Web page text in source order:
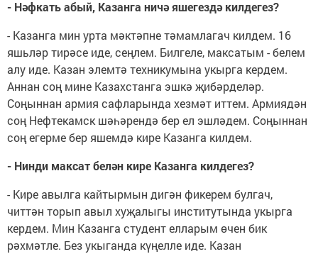
- Нәфкать абый, Казанга ничә яшегездә килдегез?
- Казанга мин урта мәктәпне тәмамлагач килдем. 16
яшьләр тирәсе иде, сеңлем. Билгеле, максатым - белем
алу иде. Казан элемтә техникумына укырга кердем.
Аннан соң мине Казахстанга эшкә җибәрделәр.
Соңыннан армия сафларында хезмәт иттем. Армиядән
соң Нефтекамск шәһәрендә бер ел эшләдем. Соңыннан
соң егерме бер яшемдә кире Казанга килдем.
- Нинди максат белән кире Казанга килдегез?
- Кире авылга кайтырмын дигән фикерем булгач,
читтән торып авыл хуҗалыгы институтында укырга
кердем. Мин Казанга студент елларым өчен бик
рәхмәтле. Без укыганда күңелле иде. Казан